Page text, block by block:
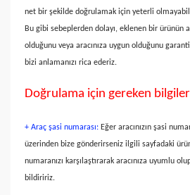
net bir şekilde doğrulamak için yeterli
Bu gibi sebeplerden dolayı, eklenen bir ürünün
olduğunu veya aracınıza uygun olduğunu
bizi anlamanızı rica ederiz.
Doğrulama için gereken
+ Araç şasi numarası: Eğer aracınızın şasi
üzerinden bize gönderirseniz ilgili sayfadaki
numaranızı karşılaştırarak aracınıza uyumlu
bildiririz.